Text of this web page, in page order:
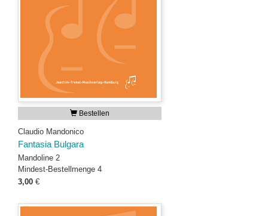
Bestellen
Claudio Mandonico
Fantasia Bulgara
Mandoline 2
Mindest-Bestellmenge 4
3,00 €